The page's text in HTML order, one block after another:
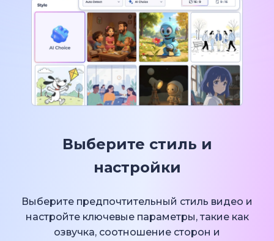
Выберите стиль и
настройки
Выберите предпочтительный стиль видео и
настройте ключевые параметры, такие как
озвучка, соотношение сторон и